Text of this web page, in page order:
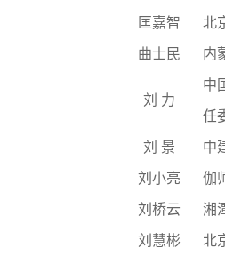
匡嘉智 北
曲士民 内
刘 力
中
任
刘 景 中
刘小亮 伽
刘桥云 湘
刘慧彬 北